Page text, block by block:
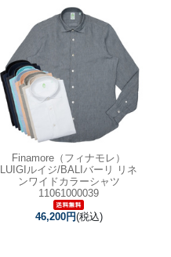
Finamore（フィナモレ）
LUIGIルイジ/BALIバーリ リネ
ンワイドカラーシャツ
11061000039
46,200円(税込)